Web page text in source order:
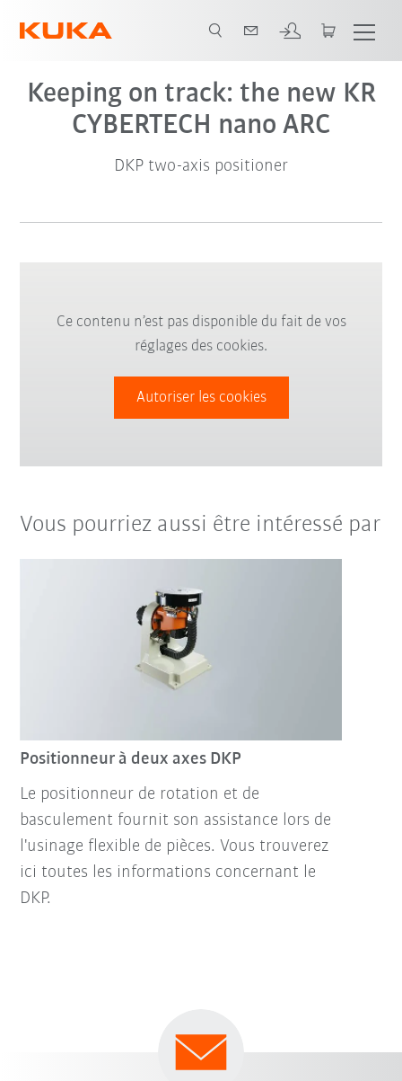
Keeping on track: the new KR
CYBERTECH nano ARC
DKP two-axis positioner
Ce contenu n’est pas disponible du fait de vos
réglages des cookies.
Autoriser les cookies
Vous pourriez aussi être intéressé par
Positionneur à deux axes DKP
Le positionneur de rotation et de
basculement fournit son assistance lors de
l'usinage flexible de pièces. Vous trouverez
ici toutes les informations concernant le
DKP.